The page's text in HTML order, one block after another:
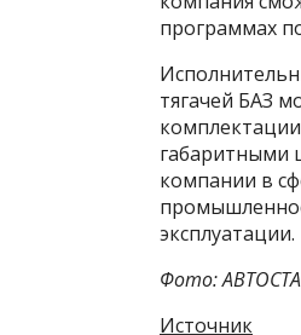
программах
тягачей БАЗ
габаритными
компании в
эксплуатации.
Фото:
Источник